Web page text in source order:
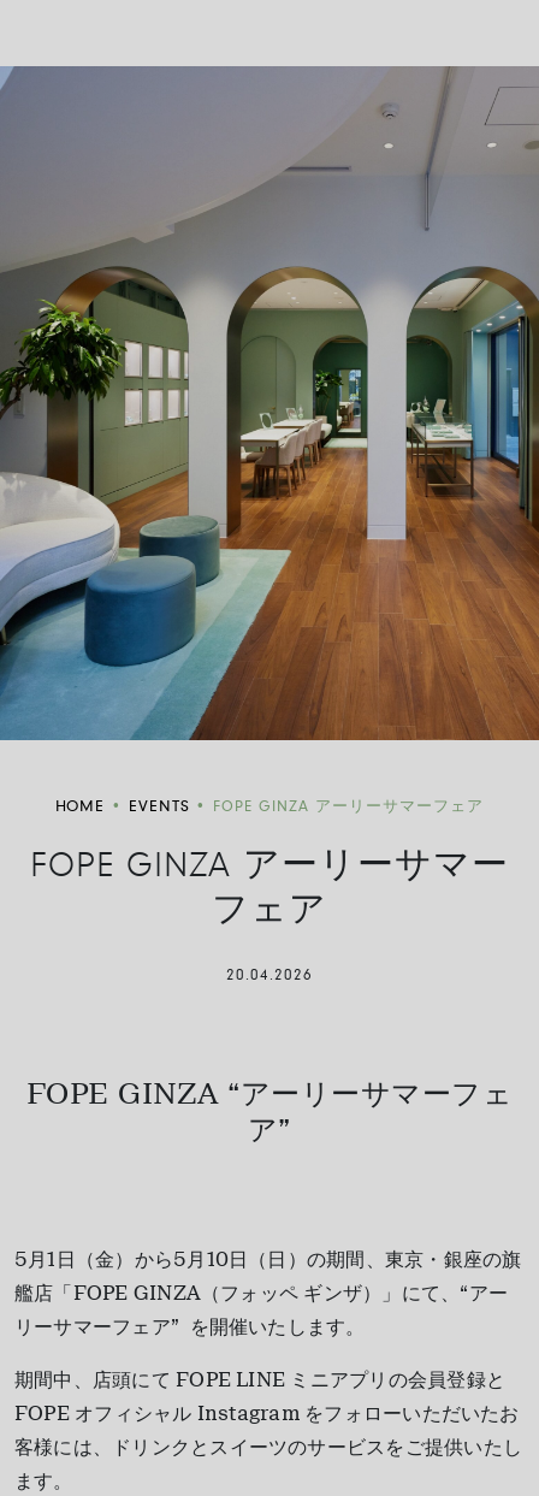
HOME • EVENTS • FOPE GINZA アーリーサマーフェア
FOPE GINZA アーリーサマー
フェア
20.04.2026
FOPE GINZA “アーリーサマーフェ
ア”
5月1日（金）から5月10日（日）の期間、東京・銀座の旗
艦店「FOPE GINZA（フォッペ ギンザ）」にて、“アー
リーサマーフェア” を開催いたします。
期間中、店頭にて FOPE LINE ミニアプリの会員登録と
FOPE オフィシャル Instagram をフォローいただいたお
客様には、ドリンクとスイーツのサービスをご提供いたし
ます。